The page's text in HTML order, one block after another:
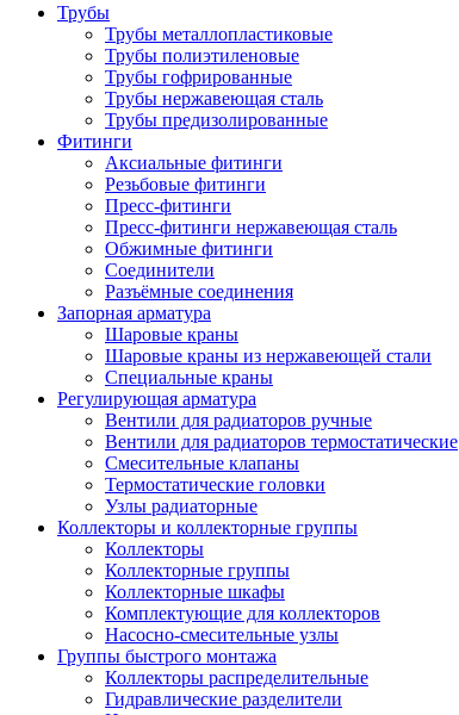
Трубы
Трубы металлопластиковые
Трубы полиэтиленовые
Трубы гофрированные
Трубы нержавеющая сталь
Трубы предизолированные
Фитинги
Аксиальные фитинги
Резьбовые фитинги
Пресс-фитинги
Пресс-фитинги нержавеющая сталь
Обжимные фитинги
Соединители
Разъёмные соединения
Запорная арматура
Шаровые краны
Шаровые краны из нержавеющей стали
Специальные краны
Регулирующая арматура
Вентили для радиаторов ручные
Вентили для радиаторов термостатические
Смесительные клапаны
Термостатические головки
Узлы радиаторные
Коллекторы и коллекторные группы
Коллекторы
Коллекторные группы
Коллекторные шкафы
Комплектующие для коллекторов
Насосно-смесительные узлы
Группы быстрого монтажа
Коллекторы распределительные
Гидравлические разделители